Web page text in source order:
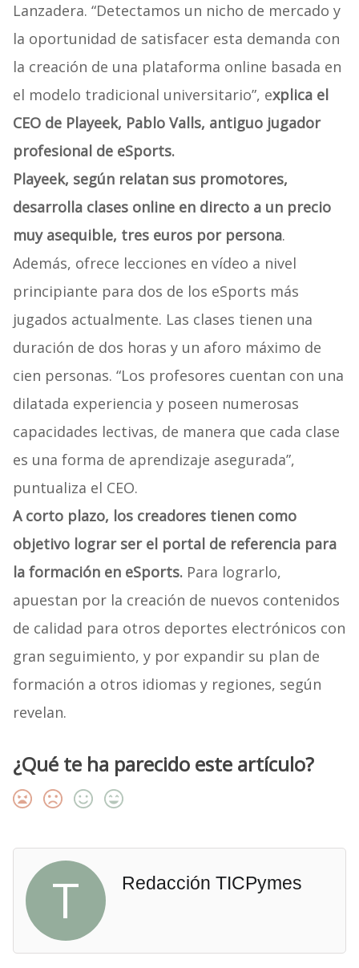
Lanzadera. “Detectamos un nicho de mercado y
la oportunidad de satisfacer esta demanda con
la creación de una plataforma online basada en
el modelo tradicional universitario”, explica el
CEO de Playeek, Pablo Valls, antiguo jugador
profesional de eSports.
Playeek, según relatan sus promotores,
desarrolla clases online en directo a un precio
muy asequible, tres euros por persona.
Además, ofrece lecciones en vídeo a nivel
principiante para dos de los eSports más
jugados actualmente. Las clases tienen una
duración de dos horas y un aforo máximo de
cien personas. “Los profesores cuentan con una
dilatada experiencia y poseen numerosas
capacidades lectivas, de manera que cada clase
es una forma de aprendizaje asegurada”,
puntualiza el CEO.
A corto plazo, los creadores tienen como
objetivo lograr ser el portal de referencia para
la formación en eSports. Para lograrlo,
apuestan por la creación de nuevos contenidos
de calidad para otros deportes electrónicos con
gran seguimiento, y por expandir su plan de
formación a otros idiomas y regiones, según
revelan.
¿Qué te ha parecido este artículo?
T Redacción TICPymes